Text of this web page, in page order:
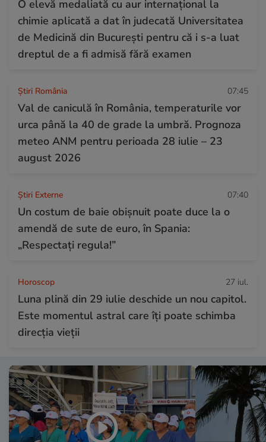
O elevă medaliată cu aur internațional la
chimie aplicată a dat în judecată Universitatea
de Medicină din București pentru că i s-a luat
dreptul de a fi admisă fără examen
Știri România 07:45
Val de caniculă în România, temperaturile vor
urca până la 40 de grade la umbră. Prognoza
meteo ANM pentru perioada 28 iulie – 23
august 2026
Știri Externe 07:40
Un costum de baie obișnuit poate duce la o
amendă de sute de euro, în Spania:
„Respectați regula!”
Horoscop 27 iul.
Luna plină din 29 iulie deschide un nou capitol.
Este momentul astral care îți poate schimba
direcția vieții